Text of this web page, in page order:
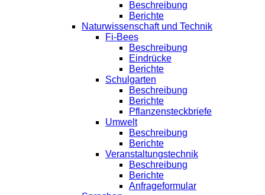
Beschreibung
Berichte
Naturwissenschaft und Technik
Fi-Bees
Beschreibung
Eindrücke
Berichte
Schulgarten
Beschreibung
Berichte
Pflanzensteckbriefe
Umwelt
Beschreibung
Berichte
Veranstaltungstechnik
Beschreibung
Berichte
Anfrageformular